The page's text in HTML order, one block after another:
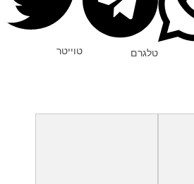
טלגרם טוייטר